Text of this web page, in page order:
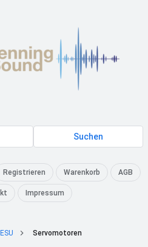
Suchen
Registrieren Warenkorb AGB
Impressum
ESU Servomotoren